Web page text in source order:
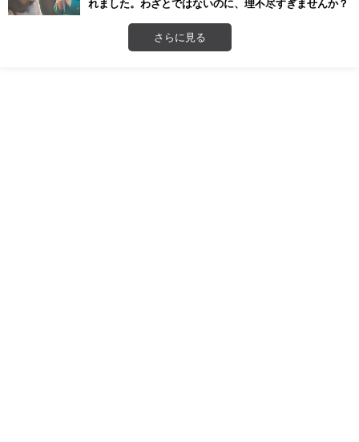
れました。わざとではないのに、理不尽すぎませんか？
さらに見る